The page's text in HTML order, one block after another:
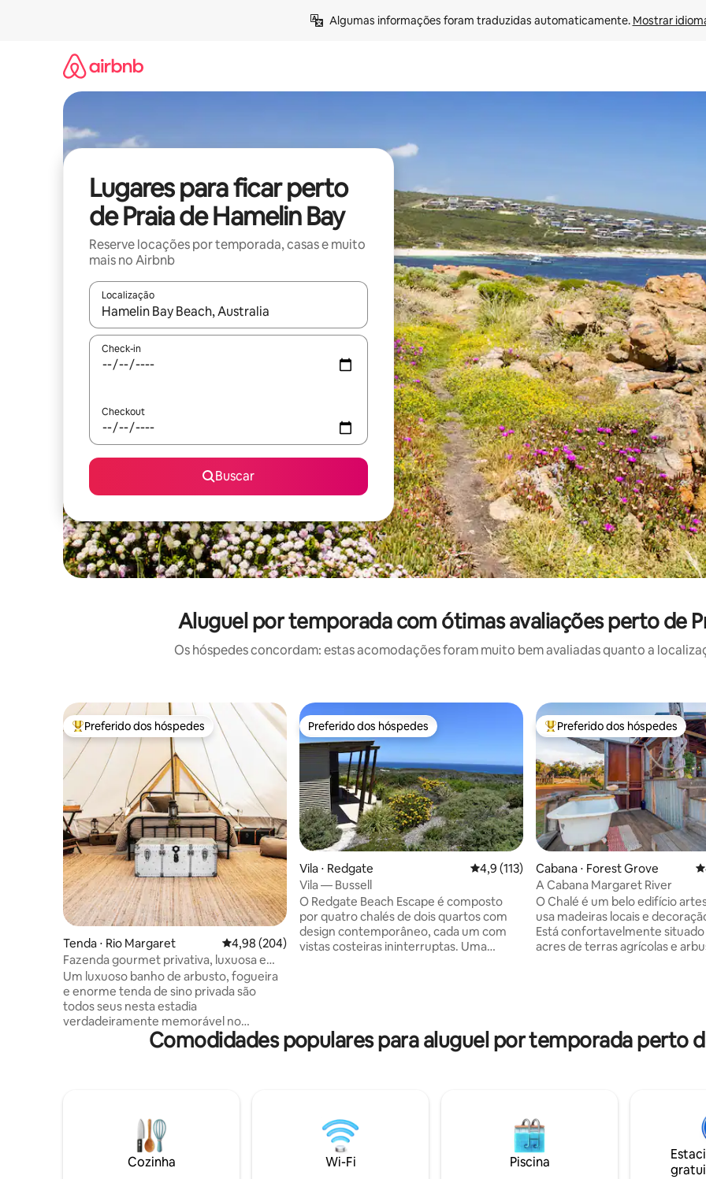
Algumas informações foram traduzidas automaticamente. Mostrar
Lugares para ficar perto
de Praia de Hamelin Bay
Reserve locações por temporada, casas e muito
mais no Airbnb
Localização
Quando os resultados estiverem disponíveis, explore-os usando as seta para cima e para baixo do teclado ou tocando
Check-in
Checkout
Buscar
Aluguel por temporada com ótimas avaliações perto de
Os hóspedes concordam: estas acomodações foram muito bem avaliadas quanto a
Entre os melhores preferidos dos hóspedes
Preferido dos hóspedes
Tenda ⋅ Rio Margaret 4,98 de uma avaliação média de 5, 204 avaliações
4,98 (204)
Fazenda gourmet privativa, luxuosa e
aconchegante com fogueira
Um luxuoso banho de arbusto, fogueira
e enorme tenda de sino privada são
todos seus nesta estadia
verdadeiramente memorável no
coração da região vinícola de Margaret
designer, cama queen size e colchão
híbrido Zeek confortável, cobertor
elétrico, alto-falante Bluetooth, cozinha
acoplada, biblioteca, opções de produtos
Preferido dos hóspedes
Preferido dos hóspedes
Vila ⋅ Redgate 4,9 de uma avaliação média de 5, 113
4,9 (113)
Vila — Bussell
O Redgate Beach Escape é composto
por quatro chalés de dois quartos com
design contemporâneo, cada um com
vistas costeiras ininterruptas. Uma
funcional, mas universalmente
aconchegante e acolhedor com móveis
as instalações de jantar satisfarão os
gourmets mais exigentes.
Entre os melhores preferidos
Preferido dos hóspedes
Cabana ⋅ Forest Grove
A Cabana Margaret River
O Chalé é um belo edifício
usa madeiras locais e
Está confortavelmente
acres de terras agrícolas e
belas praias costeiras de
Contos, Hamelin Bay e
Comodidades populares para aluguel por temporada perto
Cozinha Wi-Fi Piscina